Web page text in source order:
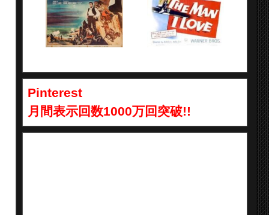
Pinterest
月間表示回数1000万回突破!!